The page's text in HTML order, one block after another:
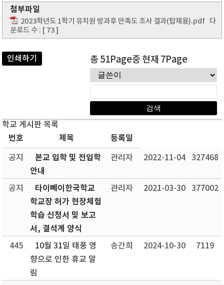
첨부파일
2023학년도 1학기 유치원 방과후 만족도 조사 결과(탑재용).pdf 다
운로드 수 : [ 73 ]
인쇄하기 총 51Page중 현재 7Page
학교 게시판 목록
번호 제목 등록일
공지
본교 입학 및 전입학
안내
관리자 2022-11-04 327468
공지
타이뻬이한국학교
학교장 허가 현장체험
학습 신청서 및 보고
서, 결석계 양식
관리자 2021-03-30 377002
445
10월 31일 태풍 영
향으로 인한 휴교 알
림
송간희 2024-10-30 7119